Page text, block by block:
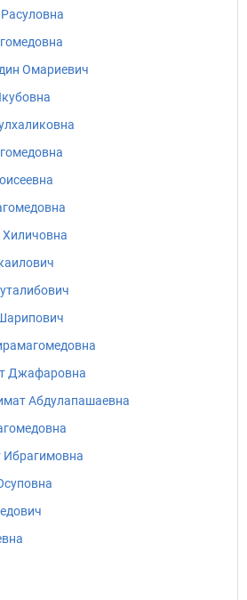
Омариевич
Джафаровна
Абдулапашаевна